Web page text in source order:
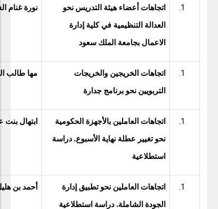
اتجاهات أعضاء هيئة التدريس نحو
العدالة التنظيمية في كلية إدارة
الاعمال بجامعة الملك سعود
نورة غنام
اتجاهات الخريجين والخريجات
التربويين نحو برنامج جدارة
مها طالب
اتجاهات العاملين بالأجهزة الحكومية
نحو تغيير عطلة نهاية الأسبوع. دراسة
استطلاعية
ابتهال بنت
اتجاهات العاملين نحو تطبيق إدارة
الجودة الشاملة. دراسة استطلاعية
أحمد بن